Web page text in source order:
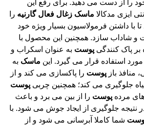
ایزی مدکالا ماسک زغال فعال گارنیه را
با داشتن فرمولاسیون بسیار ویژه خود
و شاداب سازد. همچنین این محصول با
پاک کنندگی پوست به عنوان اسکراب و
استفاده قرار می گیرد. این ماسک به
منافذ باز پوست را پاکسازی می کند و از
جلوگیری می کند؛ همچنین چربی پوست
مرده پوست را از بین می برد و باعث
نتیجه جلوگیری از ایجاد جوش می شود. با
شما کاملا آبرسانی می شود و از